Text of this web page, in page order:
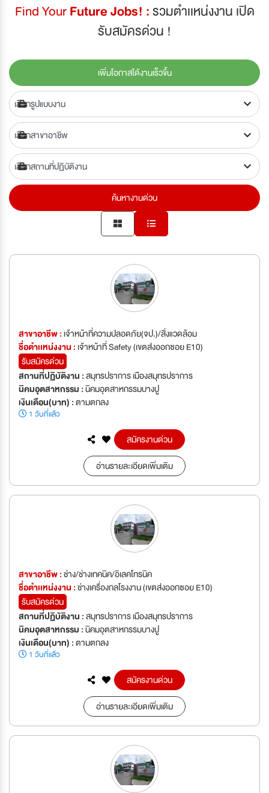
Find YourFuture Jobs! :รวมตำเเหน่งงาน เปิด
รับสมัครด่วน !
เพิ่มโอกาสได้งานเร็วขึ้น
ค้นหางานด่วน
สาขาอาชีพ : เจ้าหน้าที่ความปลอดภัย(จป.)/สิ่งแวดล้อม
ชื่อตำเเหน่งงาน : เจ้าหน้าที่ Safety (เขตส่งออกซอย E10)
รับสมัครด่วน
สถานที่ปฏิบัติงาน :สมุทรปราการ เมืองสมุทรปราการ
นิคมอุตสาหกรรม :นิคมอุตสาหกรรมบางปู
เงินเดือน(บาท) :ตามตกลง
1 วันที่แล้ว
สมัครงานด่วน
อ่านรายละเอียดเพิ่มเติม
สาขาอาชีพ :ช่าง/ช่างเทคนิค/อิเลคโทรนิค
ชื่อตำเเหน่งงาน :ช่างเครื่องกลโรงงาน (เขตส่งออกซอย E10)
รับสมัครด่วน
สถานที่ปฏิบัติงาน :สมุทรปราการ เมืองสมุทรปราการ
นิคมอุตสาหกรรม :นิคมอุตสาหกรรมบางปู
เงินเดือน(บาท) :ตามตกลง
1 วันที่แล้ว
สมัครงานด่วน
อ่านรายละเอียดเพิ่มเติม